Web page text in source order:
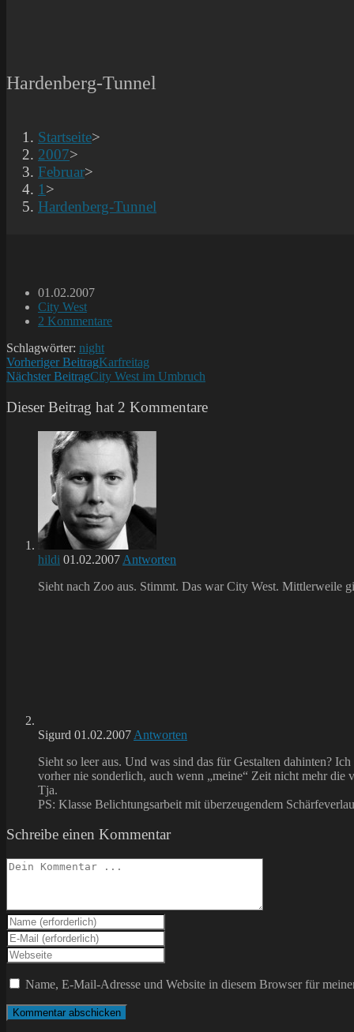
Hardenberg-Tunnel
Startseite>
2007>
Februar>
1 >
Hardenberg-Tunnel
Beitrag
veröffentlicht:
01.02.2007
Beitrags-
Kategorie:
City West
Beitrags-
2 Kommentare
Schlagwörter: night
Weitere
Artikel
ansehen
Vorheriger BeitragKarfreitag
Nächster BeitragCity West im Umbruch
Dieser Beitrag hat 2 Kommentare
hildi 01.02.2007 Antworten
Sieht nach Zoo aus. Stimmt. Das war City West. Mittlerweile
Sigurd 01.02.2007 Antworten
Sieht so leer aus. Und was sind das für Gestalten dahinten?
vorher nie sonderlich, auch wenn „meine“ Zeit nicht mehr
Tja.
PS: Klasse Belichtungsarbeit mit überzeugendem
Schreibe einen Kommentar
Kommentieren
Gib
deinen
Namen
oder
Benutzernamen
zum
Kommentieren
ein
Gib
deine
E-
Mail-
Adresse
zum
Kommentieren
Gib
deine
Website-
ein
(optional)
Name, E-Mail-Adresse und Website in diesem Browser für